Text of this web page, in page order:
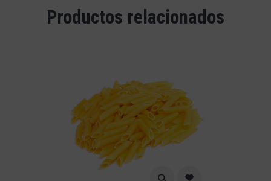
Productos relacionados